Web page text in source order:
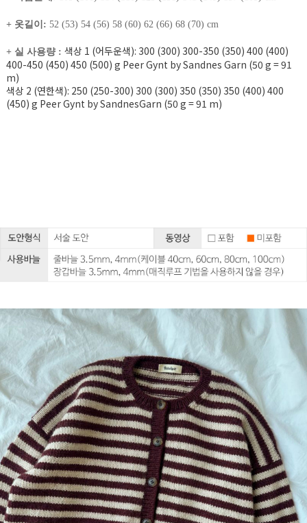
+ 옷길이: 52 (53) 54 (56) 58 (60) 62 (66) 68 (70) cm
+ 실 사용량 : 색상 1 (어두운색): 300 (300) 300-350 (350) 400 (400)
400-450 (450) 450 (500) g Peer Gynt by Sandnes Garn (50 g = 91
m)
색상 2 (연한색): 250 (250-300) 300 (300) 350 (350) 350 (400) 400
(450) g Peer Gynt by SandnesGarn (50 g = 91 m)